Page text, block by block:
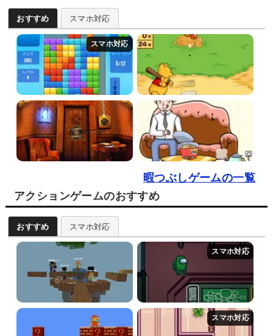
おすすめ スマホ対応
暇つぶしゲームの一覧
アクションゲームのおすすめ
おすすめ スマホ対応